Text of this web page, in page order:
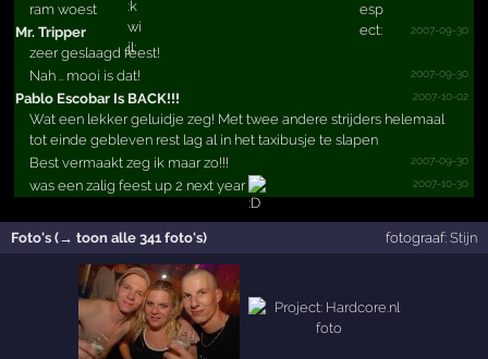
ram woest
Mr. Tripper
2007-09-30
zeer geslaagd feest!
2007-09-30
Nah .. mooi is dat!
Pablo Escobar Is BACK!!!­
2007-10-02
Wat een lekker geluidje zeg! Met twee andere strijders helemaal
tot einde gebleven rest lag al in het taxibusje te slapen
2007-09-30
Best vermaakt zeg ik maar zo!!!
2007-10-30
was een zalig feest up 2 next year
Foto's (→ toon alle 341 foto's) fotograaf: Stijn